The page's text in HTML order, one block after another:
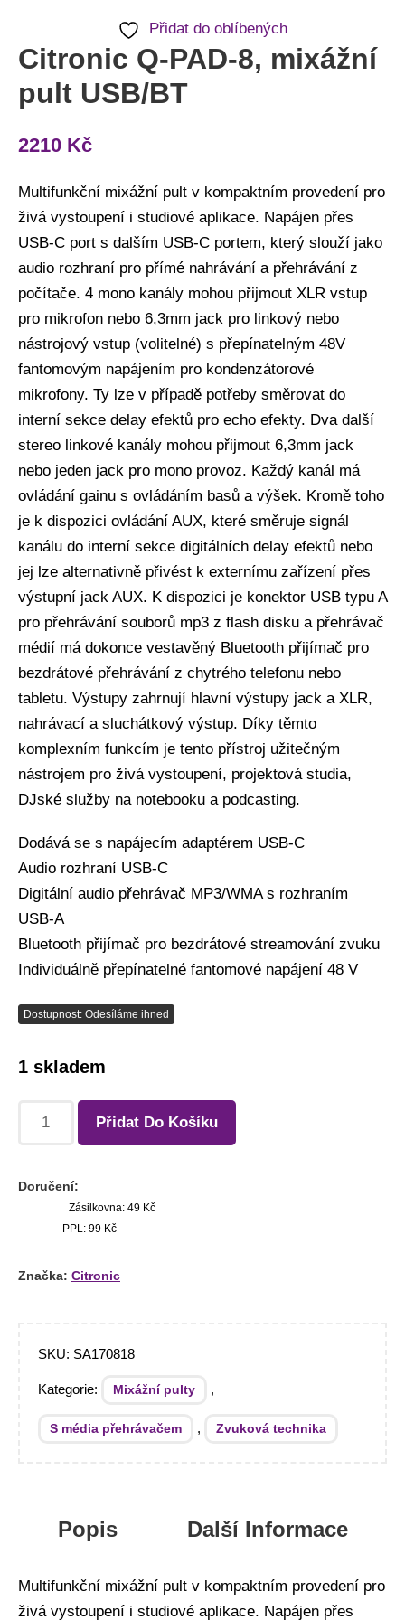
Přidat do oblíbených
Citronic Q-PAD-8, mixážní
pult USB/BT
2210 Kč
Multifunkční mixážní pult v kompaktním provedení pro
živá vystoupení i studiové aplikace. Napájen přes
USB-C port s dalším USB-C portem, který slouží jako
audio rozhraní pro přímé nahrávání a přehrávání z
počítače. 4 mono kanály mohou přijmout XLR vstup
pro mikrofon nebo 6,3mm jack pro linkový nebo
nástrojový vstup (volitelné) s přepínatelným 48V
fantomovým napájením pro kondenzátorové
mikrofony. Ty lze v případě potřeby směrovat do
interní sekce delay efektů pro echo efekty. Dva další
stereo linkové kanály mohou přijmout 6,3mm jack
nebo jeden jack pro mono provoz. Každý kanál má
ovládání gainu s ovládáním basů a výšek. Kromě toho
je k dispozici ovládání AUX, které směruje signál
kanálu do interní sekce digitálních delay efektů nebo
jej lze alternativně přivést k externímu zařízení přes
výstupní jack AUX. K dispozici je konektor USB typu A
pro přehrávání souborů mp3 z flash disku a přehrávač
médií má dokonce vestavěný Bluetooth přijímač pro
bezdrátové přehrávání z chytrého telefonu nebo
tabletu. Výstupy zahrnují hlavní výstupy jack a XLR,
nahrávací a sluchátkový výstup. Díky těmto
komplexním funkcím je tento přístroj užitečným
nástrojem pro živá vystoupení, projektová studia,
DJské služby na notebooku a podcasting.
Dodává se s napájecím adaptérem USB-C
Audio rozhraní USB-C
Digitální audio přehrávač MP3/WMA s rozhraním
USB-A
Bluetooth přijímač pro bezdrátové streamování zvuku
Individuálně přepínatelné fantomové napájení 48 V
Dostupnost: Odesíláme ihned
1 skladem
Přidat Do Košíku
Doručení:
Zásilkovna: 49 Kč
PPL: 99 Kč
Značka: Citronic
SKU: SA170818
Kategorie: Mixážní pulty ,
S média přehrávačem , Zvuková technika
Popis Další Informace
Multifunkční mixážní pult v kompaktním provedení pro
živá vystoupení i studiové aplikace. Napájen přes